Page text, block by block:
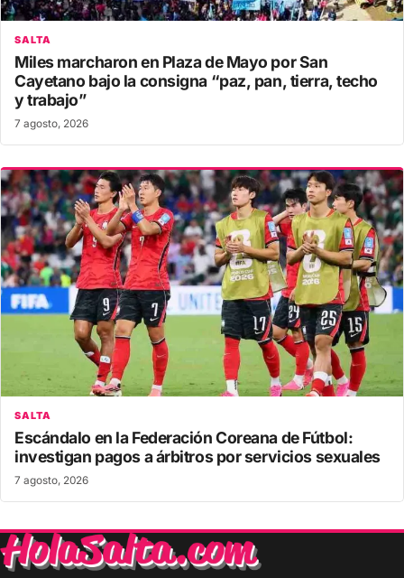
SALTA
Miles marcharon en Plaza de Mayo por San
Cayetano bajo la consigna “paz, pan, tierra, techo
y trabajo”
7 agosto, 2026
SALTA
Escándalo en la Federación Coreana de Fútbol:
investigan pagos a árbitros por servicios sexuales
7 agosto, 2026